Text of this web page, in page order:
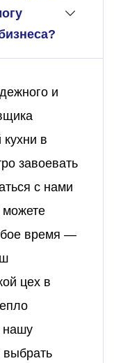
и
в
завоевать
с нами
можете
время —
цех в
нашу